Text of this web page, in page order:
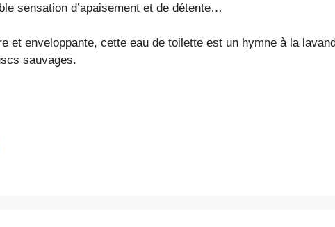
sensation d’apaisement et de détente…
enveloppante, cette eau de toilette est un hymne à la
sauvages.